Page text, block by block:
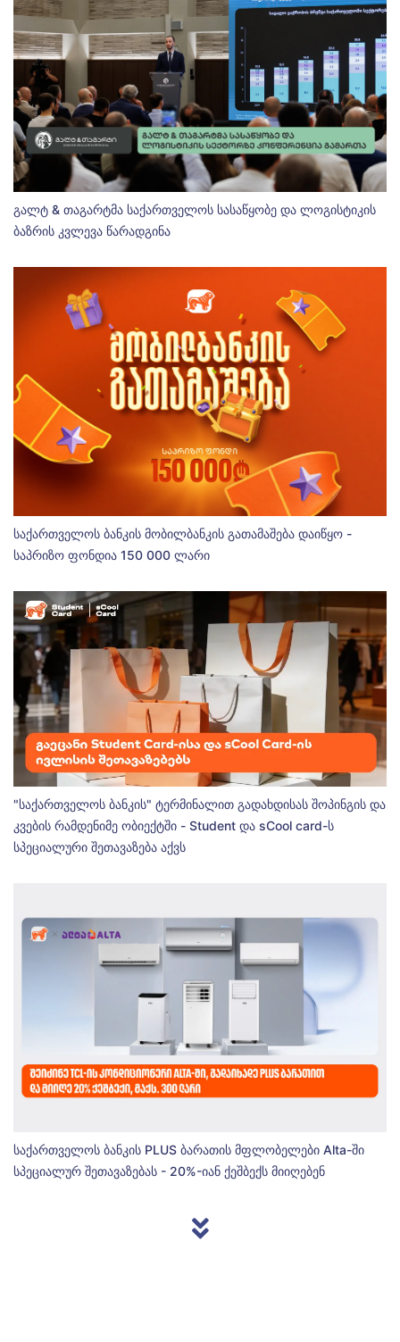
გალტ & თაგარტმა საქართველოს სასაწყობე და ლოგისტიკის
ბაზრის კვლევა წარადგინა
საქართველოს ბანკის მობილბანკის გათამაშება დაიწყო -
საპრიზო ფონდია 150 000 ლარი
"საქართველოს ბანკის" ტერმინალით გადახდისას შოპინგის და
კვების რამდენიმე ობიექტში - Student და sCool card-ს
სპეციალური შეთავაზება აქვს
საქართველოს ბანკის PLUS ბარათის მფლობელები Alta-ში
სპეციალურ შეთავაზებას - 20%-იან ქეშბექს მიიღებენ